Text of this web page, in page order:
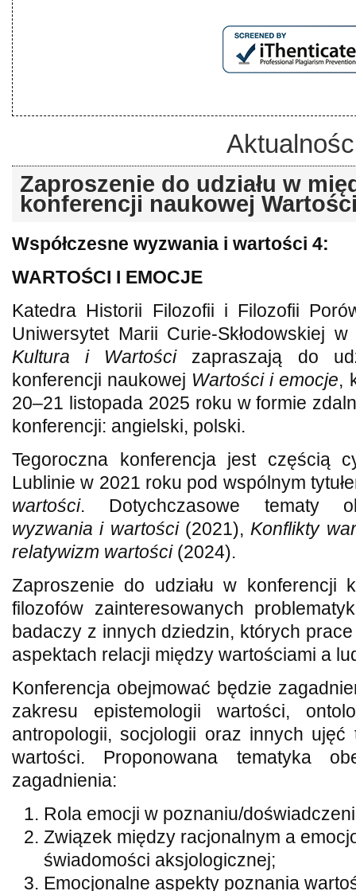
Zaproszenie do udziału w
konferencji naukowej
Współczesne wyzwania i wartości 4:
WARTOŚCI I EMOCJE
Katedra Historii Filozofii i Filozofii
Uniwersytet Marii Curie-Skłodowskiej
Kultura i Wartościzapraszają do
konferencji naukowej Wartości i emocje,
20–21 listopada 2025 roku w formie
konferencji: angielski, polski.
Tegoroczna konferencja jest częścią
Lublinie w 2021 roku pod wspólnym
wartości. Dotychczasowe tematy
wyzwania i wartości(2021),Konflikty
relatywizm wartości(2024).
Zaproszenie do udziału w konferencji
filozofów zainteresowanych
badaczy z innych dziedzin, których
aspektach relacji między wartościami a
Konferencja obejmować będzie
zakresu epistemologii wartości,
antropologii, socjologii oraz innych ujęć
wartości. Proponowana tematyka
zagadnienia:
Rola emocji w poznaniu/
Związek między racjonalnym a
świadomości aksjologicznej;
Emocjonalne aspekty poznania